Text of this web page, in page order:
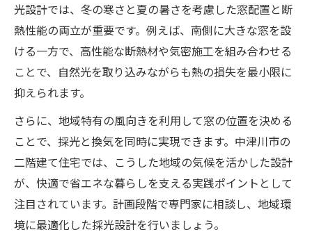
光設計では、冬の寒さと夏の暑さを考慮した窓配置と断
熱性能の両立が重要です。例えば、南側に大きな窓を設
ける一方で、高性能な断熱材や気密施工を組み合わせる
ことで、自然光を取り込みながらも熱の損失を最小限に
抑えられます。
さらに、地域特有の風向きを利用して窓の位置を決める
ことで、採光と換気を同時に実現できます。中津川市の
二階建て住宅では、こうした地域の気候を活かした設計
が、快適で省エネな暮らしを支える実践ポイントとして
注目されています。計画段階で専門家に相談し、地域環
境に最適化した採光設計を行いましょう。